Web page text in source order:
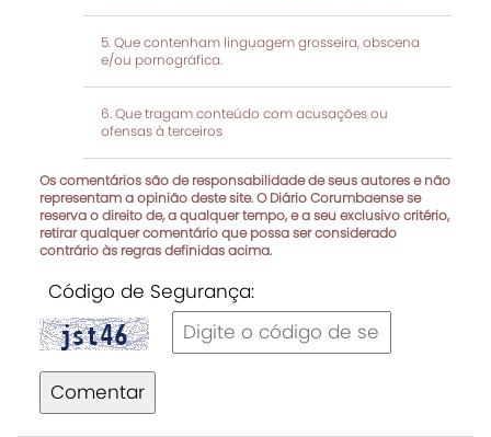
Que contenham linguagem grosseira, obscena
e/ou pornográfica.
Que tragam conteúdo com acusações ou
ofensas à terceiros
Os comentários são de responsabilidade de seus autores e não
representam a opinião deste site. O Diário Corumbaense se
reserva o direito de, a qualquer tempo, e a seu exclusivo critério,
retirar qualquer comentário que possa ser considerado
contrário às regras definidas acima.
Código de Segurança:
Comentar